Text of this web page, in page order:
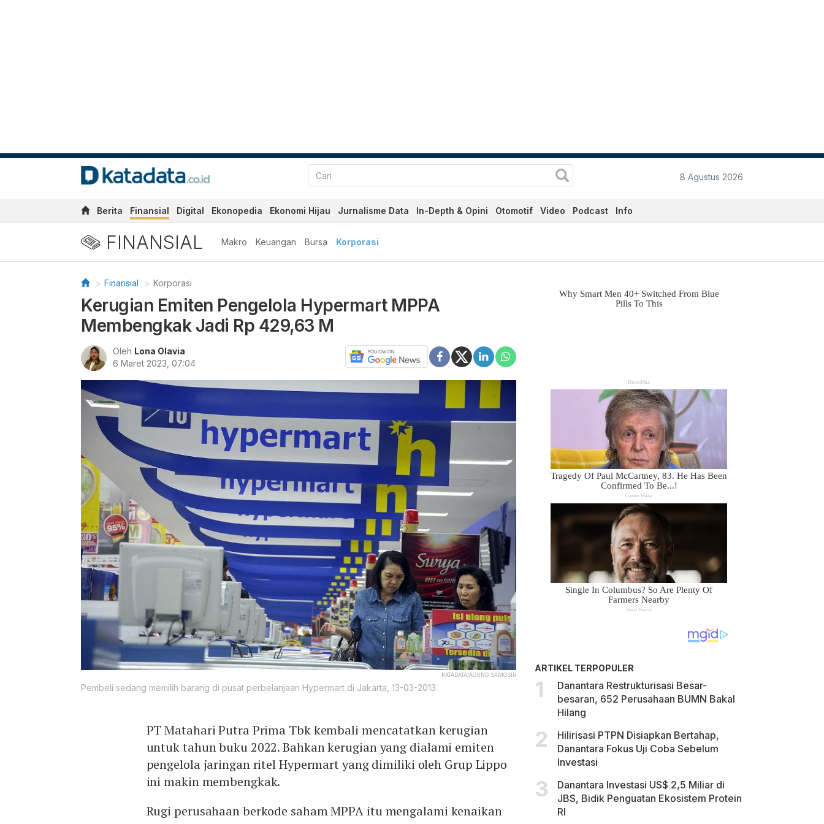
8 Agustus 2026
Berita Finansial Digital Ekonopedia Ekonomi Hijau Jurnalisme Data In-Depth & Opini Otomotif Video Podcast Info
FINANSIAL Makro Keuangan Bursa Korporasi
Finansial Korporasi
Kerugian Emiten Pengelola Hypermart MPPA
Membengkak Jadi Rp 429,63 M
Oleh Lona Olavia
6 Maret 2023, 07:04
KATADATA/AGUNG SAMOSIR
Pembeli sedang memilih barang di pusat perbelanjaan Hypermart di Jakarta, 13-03-2013.
PT Matahari Putra Prima Tbk kembali mencatatkan kerugian
untuk tahun buku 2022. Bahkan kerugian yang dialami emiten
pengelola jaringan ritel Hypermart yang dimiliki oleh Grup Lippo
ini makin membengkak.
Rugi perusahaan berkode saham MPPA itu mengalami kenaikan
ARTIKEL TERPOPULER
Danantara Restrukturisasi Besar-
besaran, 652 Perusahaan BUMN Bakal
Hilang
Hilirisasi PTPN Disiapkan Bertahap,
Danantara Fokus Uji Coba Sebelum
Investasi
Danantara Investasi US$ 2,5 Miliar di
JBS, Bidik Penguatan Ekosistem Protein
RI